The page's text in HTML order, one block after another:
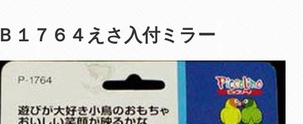
Ｂ１７６４えさ入付ミラー